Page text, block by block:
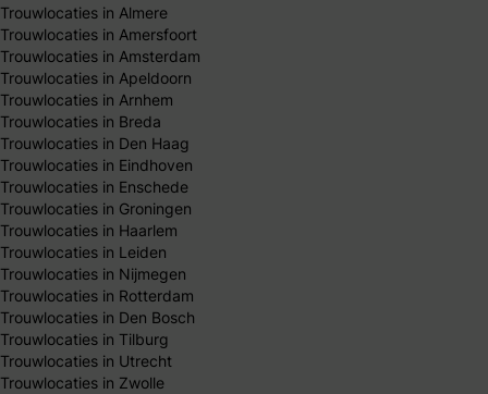
Trouwlocaties in Almere
Trouwlocaties in Amersfoort
Trouwlocaties in Amsterdam
Trouwlocaties in Apeldoorn
Trouwlocaties in Arnhem
Trouwlocaties in Breda
Trouwlocaties in Den Haag
Trouwlocaties in Eindhoven
Trouwlocaties in Enschede
Trouwlocaties in Groningen
Trouwlocaties in Haarlem
Trouwlocaties in Leiden
Trouwlocaties in Nijmegen
Trouwlocaties in Rotterdam
Trouwlocaties in Den Bosch
Trouwlocaties in Tilburg
Trouwlocaties in Utrecht
Trouwlocaties in Zwolle